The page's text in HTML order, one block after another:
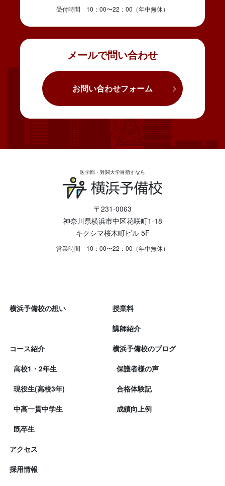
メールで問い合わせ
お問い合わせフォーム
受付時間 10：00〜22：00（年中無休）
医学部・難関大学目指すなら
〒231-0063
神奈川県横浜市中区花咲町1-18
キクシマ桜木町ビル 5F
営業時間 10：00〜22：00（年中無休）
横浜予備校の想い
コース紹介
高校1・2年生
現役生(高校3年)
中高一貫中学生
既卒生
授業料
講師紹介
横浜予備校のブログ
保護者様の声
合格体験記
成績向上例
アクセス
採用情報